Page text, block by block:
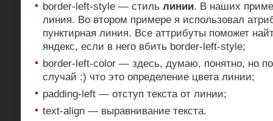
border-left-style — стиль линии. В наших
линия. Во втором примере я использовал
пунктирная линия. Все аттрибуты поможет
яндекс, если в него вбить border-left-style;
border-left-color — здесь, думаю, понятно, но
случай :) что это определение цвета линии;
padding-left — отступ текста от линии;
text-align — выравнивание текста.